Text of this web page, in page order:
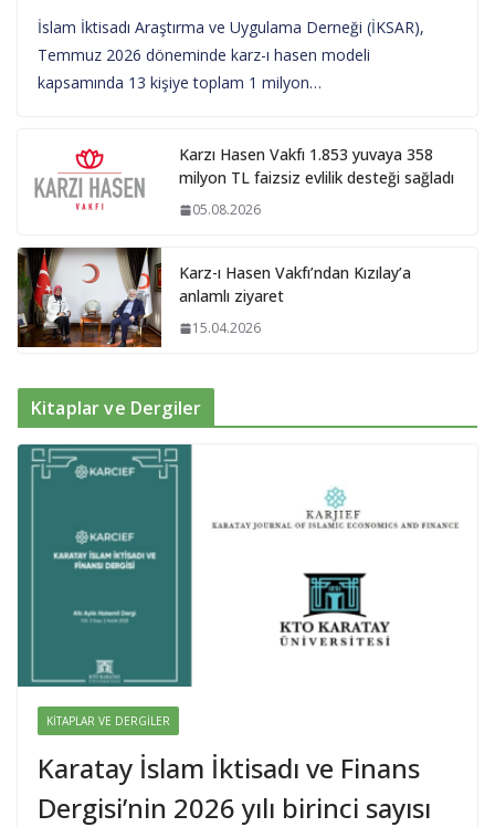
İslam İktisadı Araştırma ve Uygulama Derneği (İKSAR),
Temmuz 2026 döneminde karz-ı hasen modeli
kapsamında 13 kişiye toplam 1 milyon…
Karzı Hasen Vakfı 1.853 yuvaya 358
milyon TL faizsiz evlilik desteği sağladı
05.08.2026
Karz-ı Hasen Vakfı’ndan Kızılay’a
anlamlı ziyaret
15.04.2026
Kitaplar ve Dergiler
KITAPLAR VE DERGILER
Karatay İslam İktisadı ve Finans
Dergisi’nin 2026 yılı birinci sayısı